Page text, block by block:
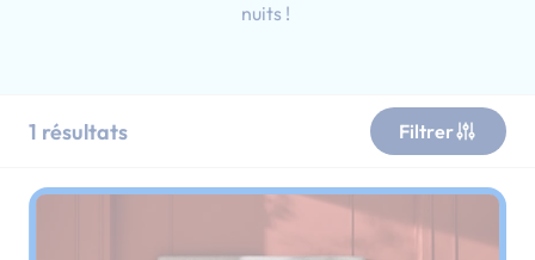
nuits !
1 résultats Filtrer